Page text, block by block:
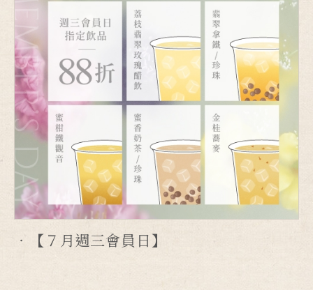
【７月週三會員日】